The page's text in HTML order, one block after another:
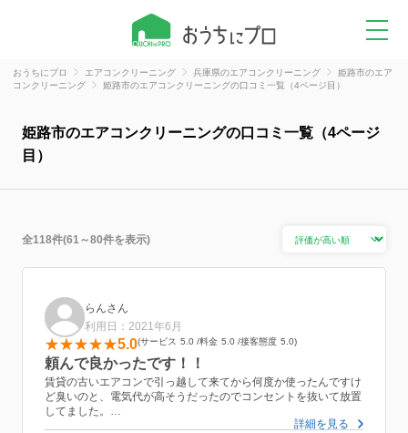
おうちにプロ エアコンクリーニング 兵庫県のエアコンクリーニング
姫路市のエア
コンクリーニング
姫路市のエアコンクリーニングの口コミ一覧（4ページ目）
姫路市のエアコンクリーニングの口コミ一覧（4ページ
目）
全118件(61～80件を表示)
らんさん
利用日：2021年6月
5.0 サービス 5.0 料金 5.0 接客態度 5.0
頼んで良かったです！！
賃貸の古いエアコンで引っ越して来てから何度か使ったんですけ
ど臭いのと、電気代が高そうだったのでコンセントを抜いて放置
してました。
（年式がどこにも書かれてなかったけど多分20年ぐらい前のエア
詳細を見る